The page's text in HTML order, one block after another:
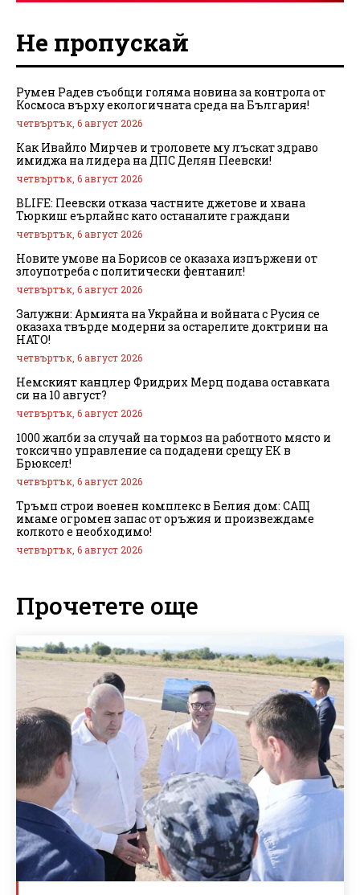
Не пропускай
Румен Радев съобщи голяма новина за контрола от
Космоса върху екологичната среда на България!
четвъртък, 6 август 2026
Как Ивайло Мирчев и троловете му лъскат здраво
имиджа на лидера на ДПС Делян Пеевски!
четвъртък, 6 август 2026
BLIFE: Пеевски отказа частните джетове и хвана
Тюркиш еърлайнс като останалите граждани
четвъртък, 6 август 2026
Новите умове на Борисов се оказаха изпържени от
злоупотреба с политически фентанил!
четвъртък, 6 август 2026
Залужни: Армията на Украйна и войната с Русия се
оказаха твърде модерни за остарелите доктрини на
НАТО!
четвъртък, 6 август 2026
Немският канцлер Фридрих Мерц подава оставката
си на 10 август?
четвъртък, 6 август 2026
1000 жалби за случай на тормоз на работното място и
токсично управление са подадени срещу ЕК в
Брюксел!
четвъртък, 6 август 2026
Тръмп строи военен комплекс в Белия дом: САЩ
имаме огромен запас от оръжия и произвеждаме
колкото е необходимо!
четвъртък, 6 август 2026
Прочетете още